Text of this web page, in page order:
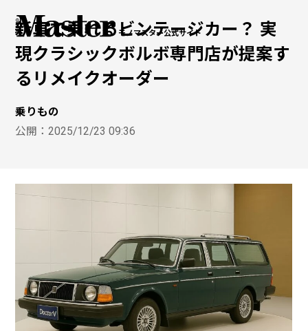
モノマスター公式サイト
新車で乗れるビンテージカー？ 実
現クラシックボルボ専門店が提案す
るリメイクオーダー
乗りもの
公開：2025/12/23 09:36